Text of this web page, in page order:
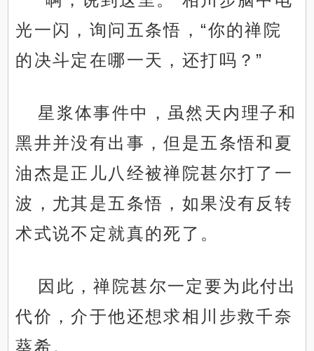
光一闪，询问五条悟，“你的禅院
的决斗定在哪一天，还打吗？”
星浆体事件中，虽然天内理子和
黑井并没有出事，但是五条悟和夏
油杰是正儿八经被禅院甚尔打了一
波，尤其是五条悟，如果没有反转
术式说不定就真的死了。
因此，禅院甚尔一定要为此付出
代价，介于他还想求相川步救千奈
葵希。